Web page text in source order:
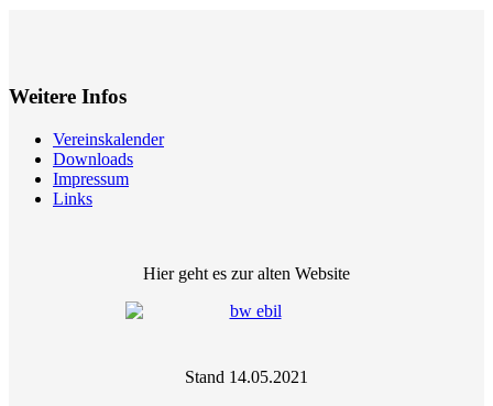
Weitere Infos
Vereinskalender
Downloads
Impressum
Links
Hier geht es zur alten Website
Stand 14.05.2021